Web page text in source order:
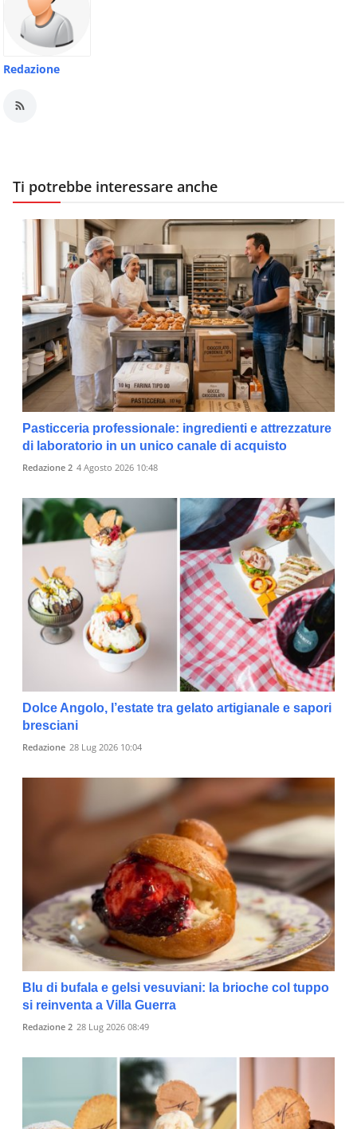
Redazione
Ti potrebbe interessare anche
Pasticceria professionale: ingredienti e attrezzature
di laboratorio in un unico canale di acquisto
Redazione 2 4 Agosto 2026 10:48
Dolce Angolo, l’estate tra gelato artigianale e sapori
bresciani
Redazione 28 Lug 2026 10:04
Blu di bufala e gelsi vesuviani: la brioche col tuppo
si reinventa a Villa Guerra
Redazione 2 28 Lug 2026 08:49